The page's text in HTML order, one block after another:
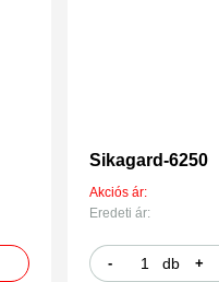
Sikagard-6250
Akciós ár:
Eredeti ár:
- db +